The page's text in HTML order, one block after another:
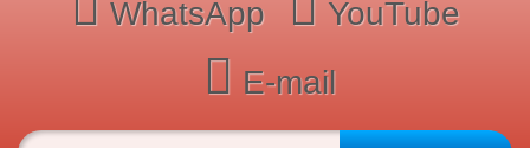
WhatsApp
YouTube
E-mail
Suchen nach: